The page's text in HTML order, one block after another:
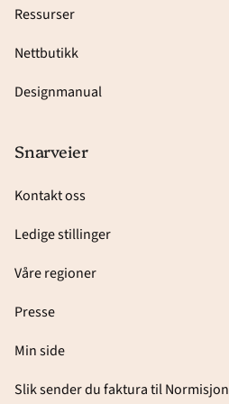
Ressurser
Nettbutikk
Designmanual
Snarveier
Kontakt oss
Ledige stillinger
Våre regioner
Presse
Min side
Slik sender du faktura til Normisjon